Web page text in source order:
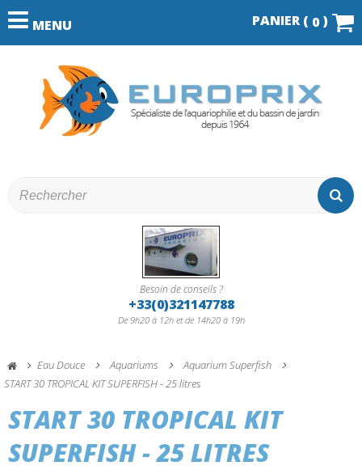
MENU PANIER ( 0 )
Besoin de conseils ?
+33(0)321147788
De 9h20 à 12h et de 14h20 à 19h
Eau Douce Aquariums
Aquarium Superfish
START 30 TROPICAL KIT SUPERFISH - 25 litres
START 30 TROPICAL KIT
SUPERFISH - 25 LITRES